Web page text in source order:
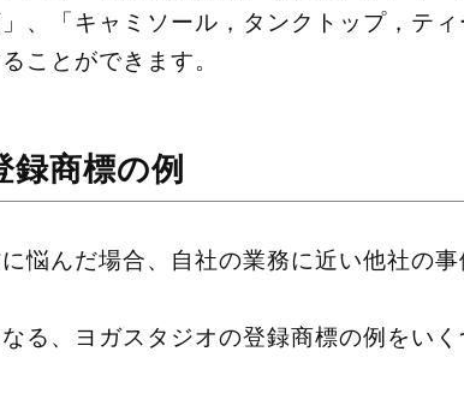
、「キャミソール，タンクトップ，テ
ことができます。
商標の例
悩んだ場合、自社の業務に近い他社の
る、ヨガスタジオの登録商標の例をい